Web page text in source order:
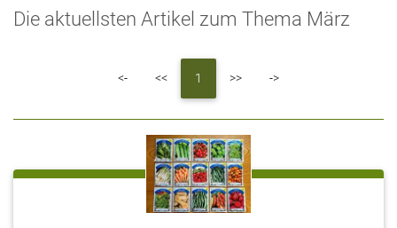
Die aktuellsten Artikel zum Thema März
<-First <<Previous
1 >>Next ->Last